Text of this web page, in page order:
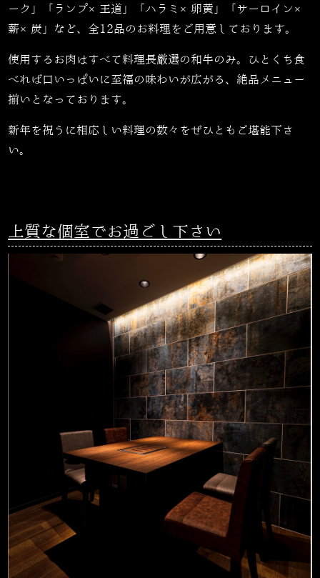
ーク」「ランプ×王道」「ハラミ×卵黄」「サーロイン×
薪×炭」など、全12品のお料理をご用意しております。
使用するお肉はすべて料理長厳選の和牛のみ。ひとくち食
べれば口いっぱいに至福の味わいが広がる、絶品メニュー
揃いとなっております。
新年を祝うに相応しい料理の数々をぜひともご堪能下さ
い。
上質な個室でお過ごし下さい